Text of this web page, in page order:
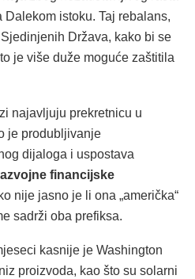
istoku. Taj rebalans,
Država, kako bi se
je više duže moguće zaštitila
najavljuju prekretnicu u
je produbljivanje
dijaloga i uspostava
financijske
nije jasno je li ona „američka“
sadrži oba prefiksa.
kasnije je Washington
proizvoda, kao što su solarni